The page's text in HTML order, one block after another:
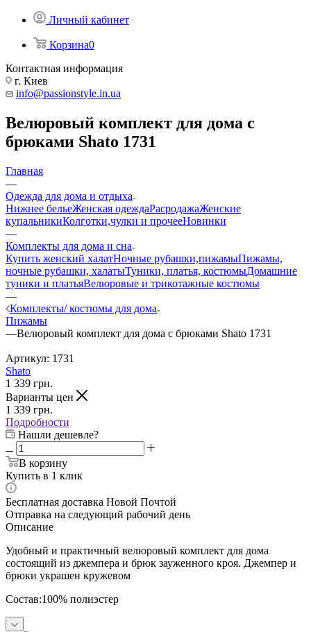
Личный кабинет
Корзина0
Контактная информация
г. Киев
info@passionstyle.in.ua
Велюровый комплект для дома с
брюками Shato 1731
Главная
—
Одежда для дома и отдыха
Нижнее бельеЖенская одеждаРасродажаЖенские
купальникиКолготки,чулки и прочееНовинки
—
Комплекты для дома и сна
Купить женский халатНочные рубашки,пижамыПижамы,
ночные рубашки, халатыТуники, платья, костюмыДомашние
туники и платьяВелюровые и трикотажные костюмы
—
Комплекты/ костюмы для дома
Пижамы
—Велюровый комплект для дома с брюками Shato 1731
Артикул: 1731
Shato
1 339 грн.
Варианты цен
1 339 грн.
Подробности
Нашли дешевле?
В корзину
Купить в 1 клик
Бесплатная доставка Новой Почтой
Отправка на следующий рабочий день
Описание
Удобный и практичный велюровый комплект для дома
состоящий из джемпера и брюк зауженного кроя. Джемпер и
брюки украшен кружевом
Состав:100% полиэстер